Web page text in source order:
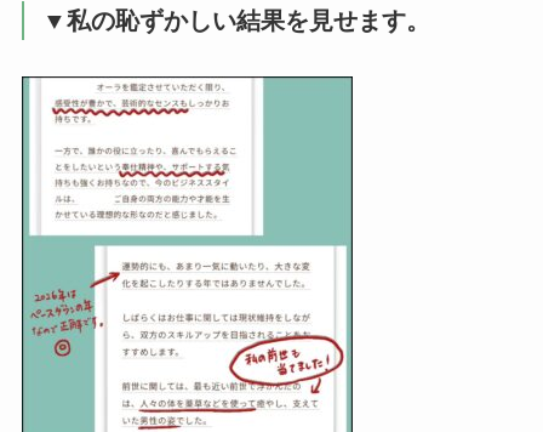
▼私の恥ずかしい結果を見せます。